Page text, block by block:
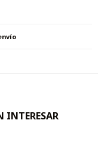
INTERESAR